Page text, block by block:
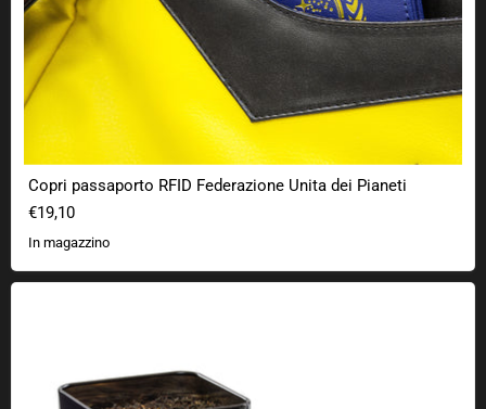
Copri passaporto RFID Federazione Unita dei Pianeti
€19,10
In magazzino